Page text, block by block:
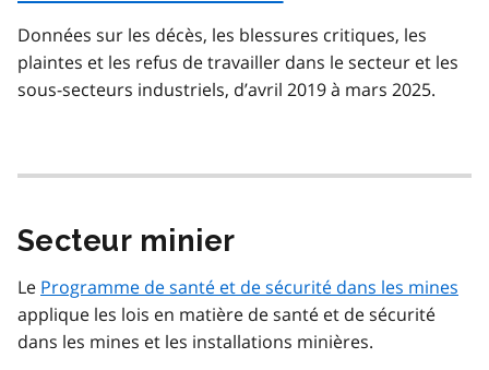
Données sur les décès, les blessures critiques, les
plaintes et les refus de travailler dans le secteur et les
sous-secteurs industriels, d’avril 2019 à mars 2025.
Secteur minier
Le Programme de santé et de sécurité dans les mines
applique les lois en matière de santé et de sécurité
dans les mines et les installations minières.